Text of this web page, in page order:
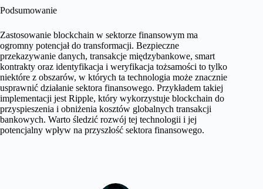
Podsumowanie
Zastosowanie blockchain w sektorze finansowym ma
ogromny potencjał do transformacji. Bezpieczne
przekazywanie danych, transakcje międzybankowe, smart
kontrakty oraz identyfikacja i weryfikacja tożsamości to tylko
niektóre z obszarów, w których ta technologia może znacznie
usprawnić działanie sektora finansowego. Przykładem takiej
implementacji jest Ripple, który wykorzystuje blockchain do
przyspieszenia i obniżenia kosztów globalnych transakcji
bankowych. Warto śledzić rozwój tej technologii i jej
potencjalny wpływ na przyszłość sektora finansowego.